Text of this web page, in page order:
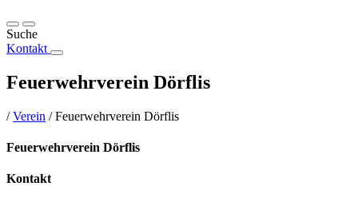
Suche
Kontakt
Feuerwehrverein Dörflis
/Verein /Feuerwehrverein Dörflis
Feuerwehrverein Dörflis
Kontakt